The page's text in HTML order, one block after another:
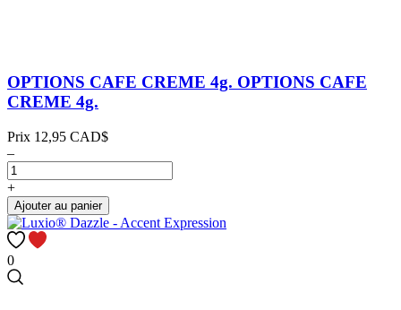
OPTIONS CAFE CREME 4g. OPTIONS CAFE
CREME 4g.
Prix 12,95 CAD$
–
+
Ajouter au panier
0